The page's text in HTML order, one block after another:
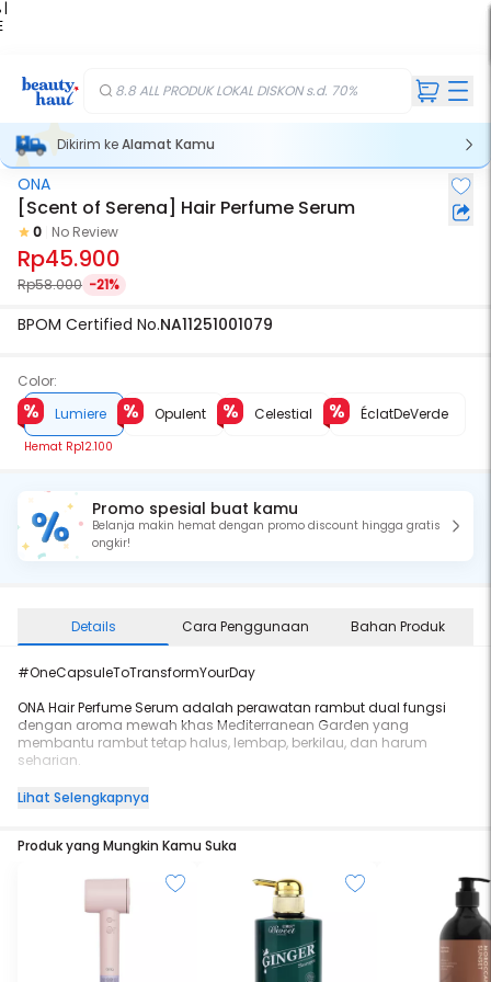
|
8.8 ALL PRODUK LOKAL DISKON s.d. 70%
Dikirim keAlamat Kamu
ONA
[Scent of Serena] Hair Perfume Serum
0 No Review
Rp45.900
Rp58.000 -21%
BPOM Certified No.NA11251001079
Color:
Lumiere
Hemat Rp12.100
Opulent Celestial ÉclatDeVerde
Promo spesial buat kamu
Belanja makin hemat dengan promo discount hingga gratis
ongkir!
Details Cara Penggunaan Bahan Produk
#OneCapsuleToTransformYourDay
ONA Hair Perfume Serum adalah perawatan rambut dual fungsi
dengan aroma mewah khas Mediterranean Garden yang
membantu rambut tetap halus, lembap, berkilau, dan harum
seharian.
Diformulasikan dengan rasio seimbang 70:30 (70% serum dengan
kapsul mini praktis, ideal untuk pemakaian harian agar rambut
Keunggulan Produk
- 2-in-1: Serum + Hair Perfume
- Dual Layer Formula (70% Serum + 30% Oil)
- Diperkaya 5 Natural Oils + Squalane
- Wangi tahan lama hingga 8 jam
Lihat Selengkapnya
Produk yang Mungkin Kamu Suka